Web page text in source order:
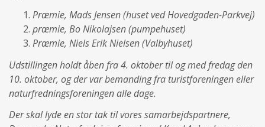
Præmie, Mads Jensen (huset ved Hovedgaden-Parkvej)
præmie, Bo Nikolajsen (pumpehuset)
Præmie, Niels Erik Nielsen (Valbyhuset)
Udstillingen holdt åben fra 4. oktober til og med fredag den
10. oktober, og der var bemanding fra turistforeningen eller
naturfredningsforeningen alle dage.
Der skal lyde en stor tak til vores samarbejdspartnere,